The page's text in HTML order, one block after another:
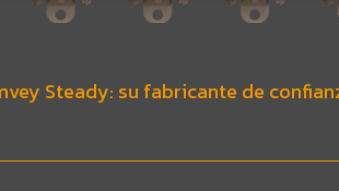
Steady: su fabricante de